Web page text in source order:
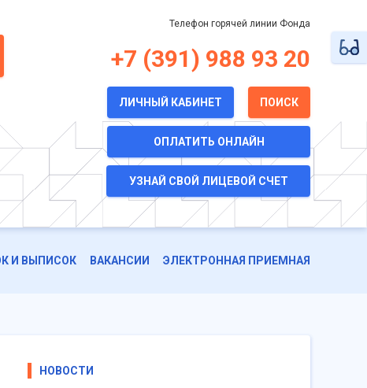
Телефон горячей линии Фонда
+7 (391) 988 93 20
ЛИЧНЫЙ КАБИНЕТ ПОИСК
ОПЛАТИТЬ ОНЛАЙН
УЗНАЙ СВОЙ ЛИЦЕВОЙ СЧЕТ
И ВЫПИСОК ВАКАНСИИ ЭЛЕКТРОННАЯ ПРИЕМНАЯ
НОВОСТИ